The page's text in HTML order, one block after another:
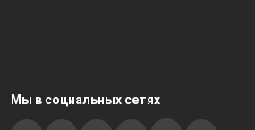
Мы в социальных сетях